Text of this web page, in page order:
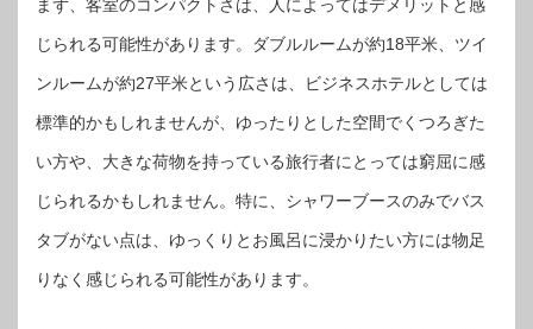
まず、客室のコンパクトさは、人によってはデメリットと感
じられる可能性があります。ダブルルームが約18平米、ツイ
ンルームが約27平米という広さは、ビジネスホテルとしては
標準的かもしれませんが、ゆったりとした空間でくつろぎた
い方や、大きな荷物を持っている旅行者にとっては窮屈に感
じられるかもしれません。特に、シャワーブースのみでバス
タブがない点は、ゆっくりとお風呂に浸かりたい方には物足
りなく感じられる可能性があります。